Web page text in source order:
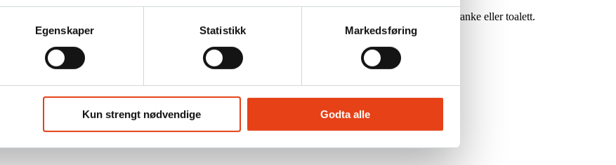
Egenskaper Statistikk Markedsføring
Kun strengt nødvendige Godta alle
et knutepunkt. Det kan for eksempel være i bunnen av en trapp, eller foran en heis, resepsjonsskranke eller toalett.
av trappetrinn.
her